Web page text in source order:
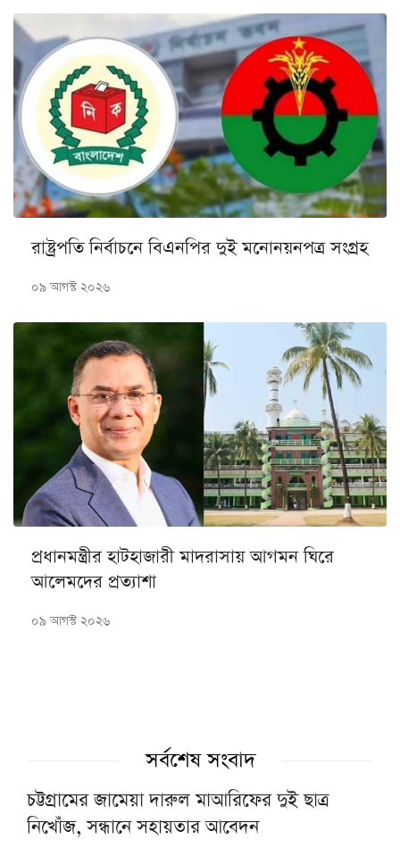
রাষ্ট্রপতি নির্বাচনে বিএনপির দুই মনোনয়নপত্র সংগ্রহ
০৯ আগস্ট ২০২৬
প্রধানমন্ত্রীর হাটহাজারী মাদরাসায় আগমন ঘিরে
আলেমদের প্রত্যাশা
০৯ আগস্ট ২০২৬
সর্বশেষ সংবাদ
চট্টগ্রামের জামেয়া দারুল মাআরিফের দুই ছাত্র
নিখোঁজ, সন্ধানে সহায়তার আবেদন